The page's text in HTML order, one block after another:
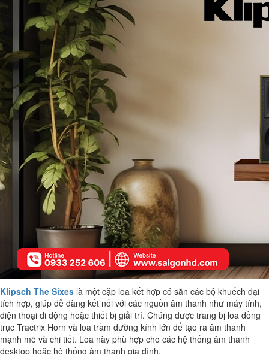
Klipsch The Sixes là một cặp loa kết hợp có sẵn các bộ khuếch đại
tích hợp, giúp dễ dàng kết nối với các nguồn âm thanh như máy tính,
điện thoại di động hoặc thiết bị giải trí. Chúng được trang bị loa đồng
trục Tractrix Horn và loa trầm đường kính lớn để tạo ra âm thanh
mạnh mẽ và chi tiết. Loa này phù hợp cho các hệ thống âm thanh
desktop hoặc hệ thống âm thanh gia đình.